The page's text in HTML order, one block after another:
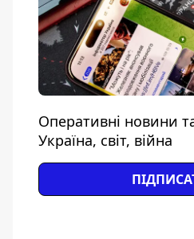
Оперативні новини
Україна, світ, війна